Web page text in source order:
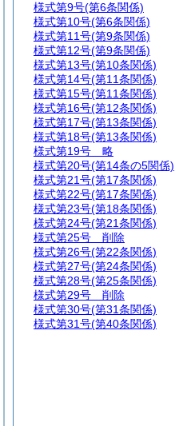
様式第9号(第6条関係)
様式第10号(第6条関係)
様式第11号(第9条関係)
様式第12号(第9条関係)
様式第13号(第10条関係)
様式第14号(第11条関係)
様式第15号(第11条関係)
様式第16号(第12条関係)
様式第17号(第13条関係)
様式第18号(第13条関係)
様式第19号 略
様式第20号(第14条の5関係)
様式第21号(第17条関係)
様式第22号(第17条関係)
様式第23号(第18条関係)
様式第24号(第21条関係)
様式第25号 削除
様式第26号(第22条関係)
様式第27号(第24条関係)
様式第28号(第25条関係)
様式第29号 削除
様式第30号(第31条関係)
様式第31号(第40条関係)